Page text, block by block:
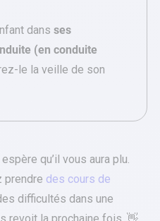
dans ses
(en conduite
le la veille de son
qu’il vous aura plu.
prendre des cours de
difficultés dans une